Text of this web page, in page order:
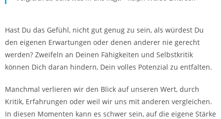
Hast Du das Gefühl, nicht gut genug zu sein, als würdest Du
den eigenen Erwartungen oder denen anderer nie gerecht
werden? Zweifeln an Deinen Fähigkeiten und Selbstkritik
können Dich daran hindern, Dein volles Potenzial zu entfalten.
Manchmal verlieren wir den Blick auf unseren Wert, durch
Kritik, Erfahrungen oder weil wir uns mit anderen vergleichen.
In diesen Momenten kann es schwer sein, auf die eigene Stärke